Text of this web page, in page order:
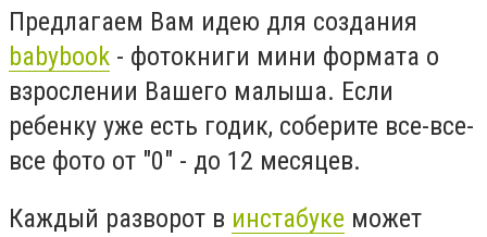
Предлагаем Вам идею для создания
babybook - фотокниги мини формата о
взрослении Вашего малыша. Если
ребенку уже есть годик, соберите все-все-
все фото от "0" - до 12 месяцев.⠀
Каждый разворот в инстабуке может